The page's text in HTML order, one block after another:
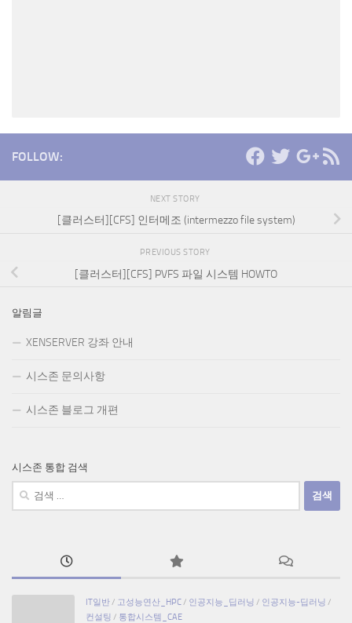
FOLLOW:
NEXT STORY
[클러스터][CFS] 인터메조 (intermezzo file system)
PREVIOUS STORY
[클러스터][CFS] PVFS 파일 시스템 HOWTO
알림글
XENSERVER 강좌 안내
시스존 문의사항
시스존 블로그 개편
시스존 통합 검색
검
IT일반 / 고성능연산_HPC / 인공지능_딥러닝 / 인공지능-딥러닝 /
컨설팅 / 통합시스템_CAE